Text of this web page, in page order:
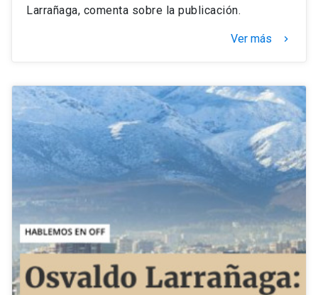
Larrañaga, comenta sobre la publicación.
Ver más keyboard_arrow_right